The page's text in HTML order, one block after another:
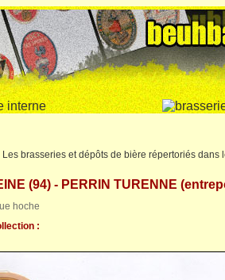
Les brasseries et dépôts de bière répertoriés dans
(94) - PERRIN TURENNE
hoche
: